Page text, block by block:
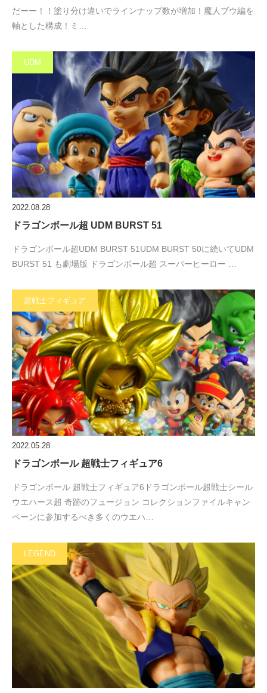
だーー！！塗り分け違いでラインナップ数が増加！魔人ブウ編を
軸とした構成！ミ…
UDM
2022.08.28
ドラゴンボール超 UDM BURST 51
ドラゴンボール超UDM BURST 51UDM BURST 50に続いてUDM
BURST 51 も劇場版 ドラゴンボール超 スーパーヒーロー …
超戦士フィギュア
2022.05.28
ドラゴンボール 超戦士フィギュア6
ドラゴンボール 超戦士フィギュア6ドラゴンボール超戦士シール
ウエハース超 奇跡のフュージョン コレクションファイルキャン
ペーンに参加するべき多くのウエハ…
LEGEND